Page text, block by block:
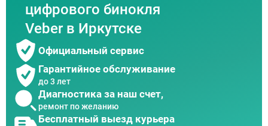
цифрового бинокля
Veber в Иркутске
Официальный сервис
Гарантийное обслуживание
до 3 лет
Диагностика за наш счет,
ремонт по желанию
Бесплатный выезд курьера